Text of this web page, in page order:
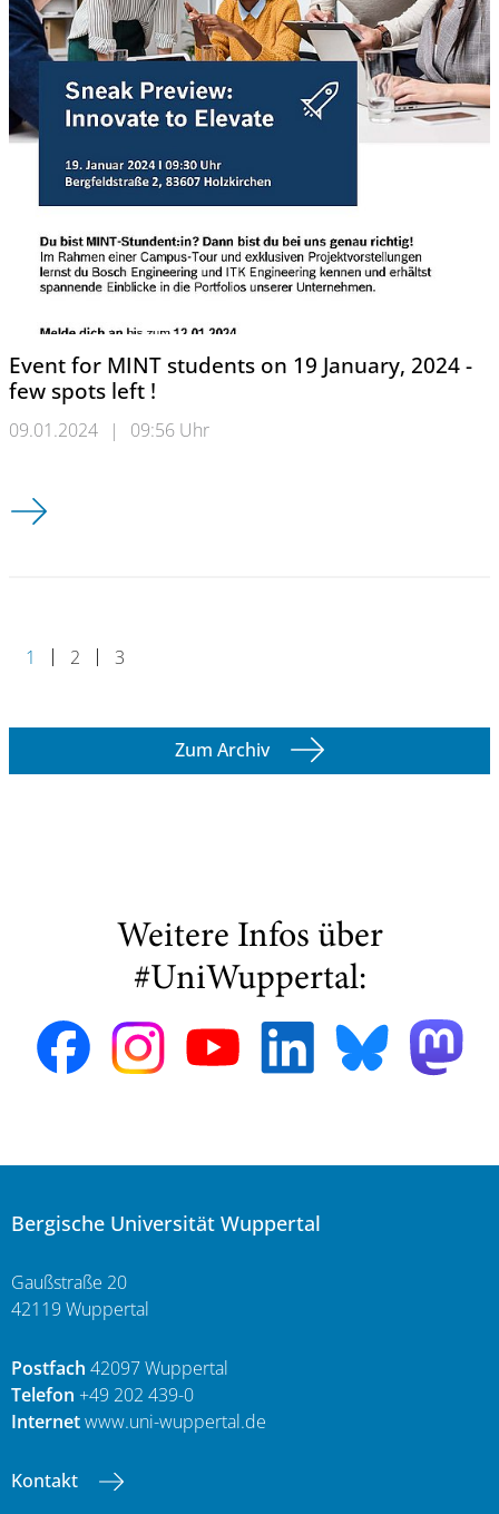
Event for MINT students on 19 January, 2024 -
few spots left !
09.01.2024 | 09:56 Uhr
Event for MINT students on 19 January, 2024 - few spots left !
1 2 3
Zum Archiv
Weitere Infos über
#UniWuppertal:
Bergische Universität Wuppertal
Gaußstraße 20
42119 Wuppertal
Postfach 42097 Wuppertal
Telefon +49 202 439-0
Internetwww.uni-wuppertal.de
Kontakt